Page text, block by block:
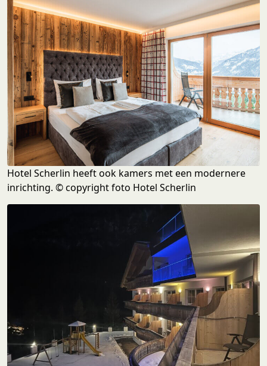
Hotel Scherlin heeft ook kamers met een modernere
inrichting. © copyright foto Hotel Scherlin